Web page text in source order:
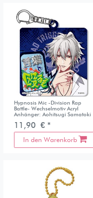
Hypnosis Mic -Division Rap
Battle- Wechselmotiv Acryl
Anhänger: Aohitsugi Samatoki
11,90 € *
In den Warenkorb